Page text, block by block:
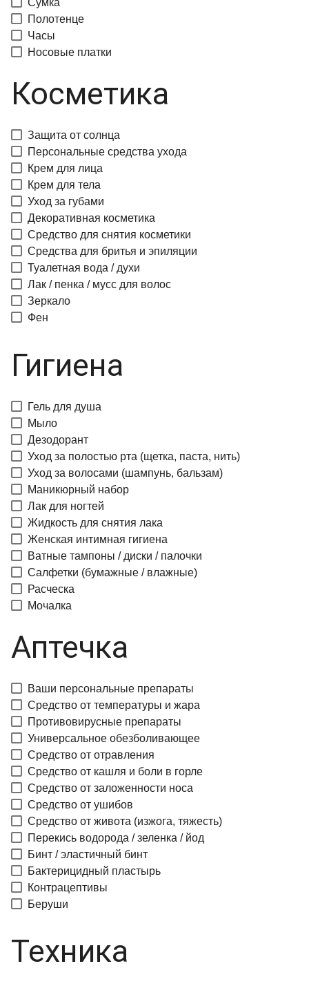
Сумка
Полотенце
Часы
Носовые платки
Косметика
Защита от солнца
Персональные средства ухода
Крем для лица
Крем для тела
Уход за губами
Декоративная косметика
Средство для снятия косметики
Средства для бритья и эпиляции
Туалетная вода / духи
Лак / пенка / мусс для волос
Зеркало
Фен
Гигиена
Гель для душа
Мыло
Дезодорант
Уход за полостью рта (щетка, паста, нить)
Уход за волосами (шампунь, бальзам)
Маникюрный набор
Лак для ногтей
Жидкость для снятия лака
Женская интимная гигиена
Ватные тампоны / диски / палочки
Салфетки (бумажные / влажные)
Расческа
Мочалка
Аптечка
Ваши персональные препараты
Средство от температуры и жара
Противовирусные препараты
Универсальное обезболивающее
Средство от отравления
Средство от кашля и боли в горле
Средство от заложенности носа
Средство от ушибов
Средство от живота (изжога, тяжесть)
Перекись водорода / зеленка / йод
Бинт / эластичный бинт
Бактерицидный пластырь
Контрацептивы
Беруши
Техника